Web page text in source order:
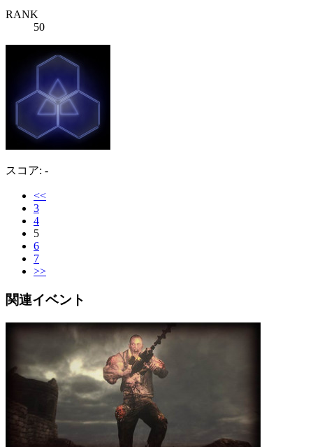
RANK
50
スコア: -
<<
3
4
5
6
7
>>
関連イベント